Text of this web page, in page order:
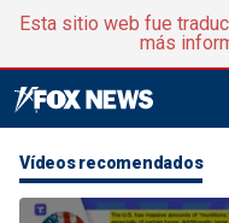
Esta sitio web fue
más
Vídeos recomendados